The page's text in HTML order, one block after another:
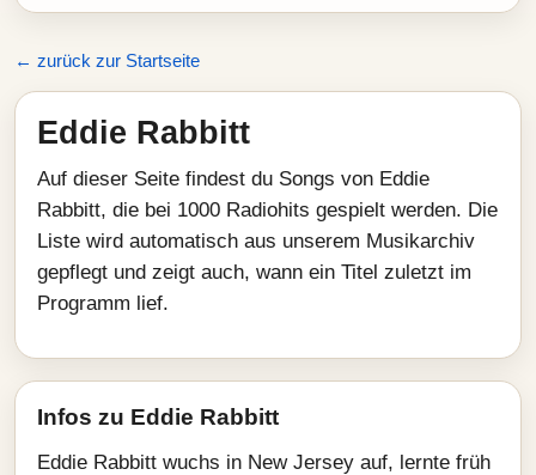
← zurück zur Startseite
Eddie Rabbitt
Auf dieser Seite findest du Songs von Eddie
Rabbitt, die bei 1000 Radiohits gespielt werden. Die
Liste wird automatisch aus unserem Musikarchiv
gepflegt und zeigt auch, wann ein Titel zuletzt im
Programm lief.
Infos zu Eddie Rabbitt
Eddie Rabbitt wuchs in New Jersey auf, lernte früh